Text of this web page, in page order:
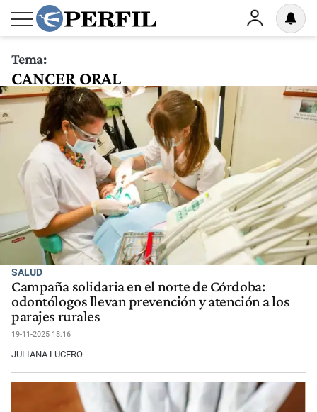
Tema:
CANCER ORAL
SALUD
Campaña solidaria en el norte de Córdoba:
odontólogos llevan prevención y atención a los
parajes rurales
19-11-2025 18:16
JULIANA LUCERO